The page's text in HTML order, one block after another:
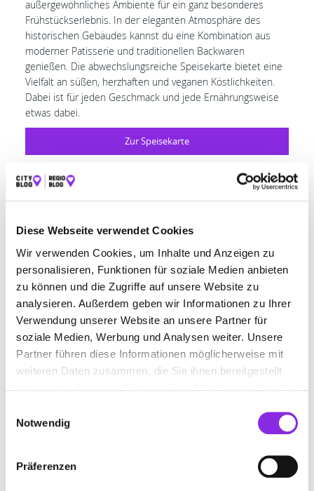
Diese Webseite verwendet Cookies
Wir verwenden Cookies, um Inhalte und Anzeigen zu
personalisieren, Funktionen für soziale Medien anbieten
zu können und die Zugriffe auf unsere Website zu
analysieren. Außerdem geben wir Informationen zu Ihrer
Verwendung unserer Website an unsere Partner für
soziale Medien, Werbung und Analysen weiter. Unsere
Partner führen diese Informationen möglicherweise mit
weiteren Daten zusammen, die Sie ihnen bereitgestellt
Notwendig
Präferenzen
außergewöhnliches Ambiente für ein ganz besonderes
Frühstückserlebnis. In der eleganten Atmosphäre des
historischen Gebäudes kannst du eine Kombination aus
moderner Patisserie und traditionellen Backwaren
genießen. Die abwechslungsreiche Speisekarte bietet eine
Vielfalt an süßen, herzhaften und veganen Köstlichkeiten.
Dabei ist für jeden Geschmack und jede Ernährungsweise
etwas dabei.
Zur Speisekarte
Café K: Ein Tässchen voll
Sonnenschein
und Genießen. Mit viel Liebe und Leidenschaft werden hier
deftige, süße oder auch sportliche Frühstücksoptionen
serviert. Wer sich nach Vitamin D sehnt, kann das Frühstück
auf der liebevoll gestalteten Terrasse unter der Sonne
genießen. Die entspannte Atmosphäre und die freundliche
Bedienung machen den Aufenthalt zu einem echten
Genusserlebnis, das man gerne wiederholt.
Moselsteig-Lodge: Frühstück für
Schloßstraße 14, 56843 Starkenburg
Inmitten der verschlungenen Wanderwege gibt es hier
sonntags ein reichhaltiges Frühstück mit traumhaftem Blick